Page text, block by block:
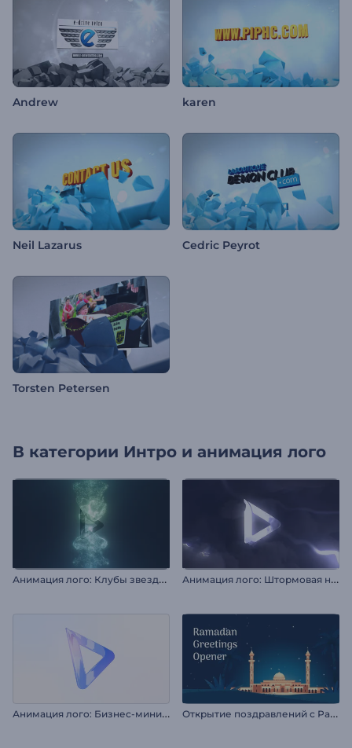
Andrew karen
Neil Lazarus Cedric Peyrot
Torsten Petersen
В категории Интро и анимация лого
А
нимация лого: Клубы звездной пыли А
нимация лого: Штормовая ночь
А
нимация лого: Бизнес-минимализм О
ткрытие поздравлений с Рамаданом